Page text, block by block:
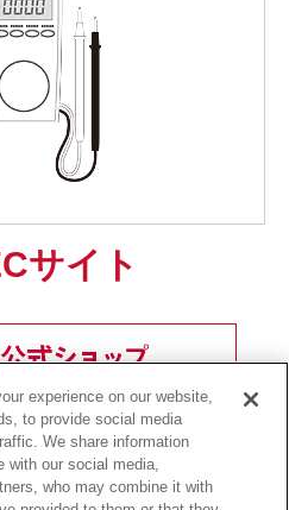
サイト
ージへ戻る
experience on our website,
to provide social media
We share information
with our social media,
who may combine it with